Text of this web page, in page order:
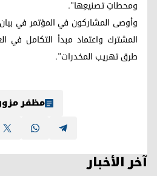
ومحطاتِ تصنيعِها".
وأوصى المشاركون في المؤتمر في بيان
المشترك واعتماد مبدأ التكامل
طرق تهريب المخدرات".
مظفر
آخر الأخبار